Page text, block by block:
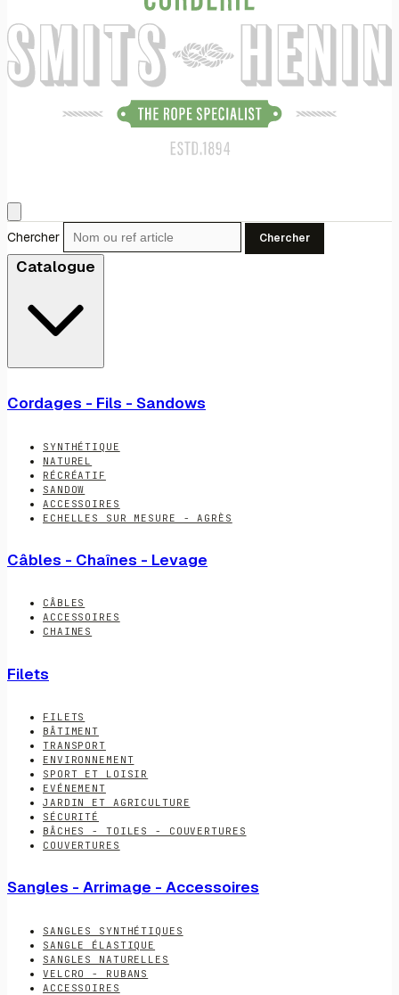
Chercher Chercher
Catalogue
Cordages - Fils - Sandows
SYNTHÉTIQUE
NATUREL
RÉCRÉATIF
SANDOW
ACCESSOIRES
ECHELLES SUR MESURE - AGRÈS
Câbles - Chaînes - Levage
CÂBLES
ACCESSOIRES
CHAINES
Filets
FILETS
BÂTIMENT
TRANSPORT
ENVIRONNEMENT
SPORT ET LOISIR
EVÉNEMENT
JARDIN ET AGRICULTURE
SÉCURITÉ
BÂCHES - TOILES - COUVERTURES
COUVERTURES
Sangles - Arrimage - Accessoires
SANGLES SYNTHÉTIQUES
SANGLE ÉLASTIQUE
SANGLES NATURELLES
VELCRO - RUBANS
ACCESSOIRES